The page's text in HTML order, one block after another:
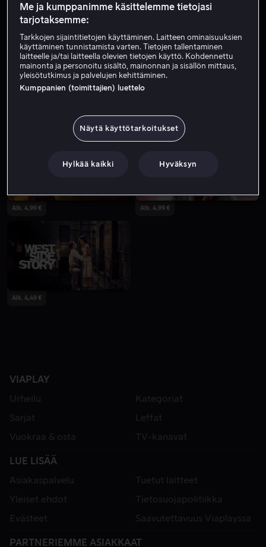
Alk. 4,99 € Alk. 4,99 €
Alk. 4,49 €
VIAPLAY
Urheilu
Kategoriat
Sarjat
Leffat
Vuokraa & osta
TV-kanavat
LUE LISÄÄ
Asiakaspalvelu
Tuetut laitteet
Yleiset ehdot
Tietosuojapolitiikka
Evästeet
Saavutettavuus Viaplayssa
PARTNERIEMME ASIAKKAAT
Me ja kumppanimme käsittelemme tietojasi
tarjotaksemme:
Tarkkojen sijaintitietojen käyttäminen. Laitteen ominaisuuksien
käyttäminen tunnistamista varten. Tietojen tallentaminen
laitteelle ja/tai laitteella olevien tietojen käyttö. Kohdennettu
mainonta ja personoitu sisältö, mainonnan ja sisällön mittaus,
yleisötutkimus ja palvelujen kehittäminen.
Kumppanien (toimittajien) luettelo
Näytä käyttötarkoitukset
Hylkää kaikki Hyväksyn